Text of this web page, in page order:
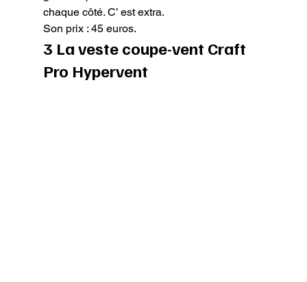
chaque côté. C’ est extra.
Son prix : 45 euros.
3 La veste coupe-vent Craft
Pro Hypervent